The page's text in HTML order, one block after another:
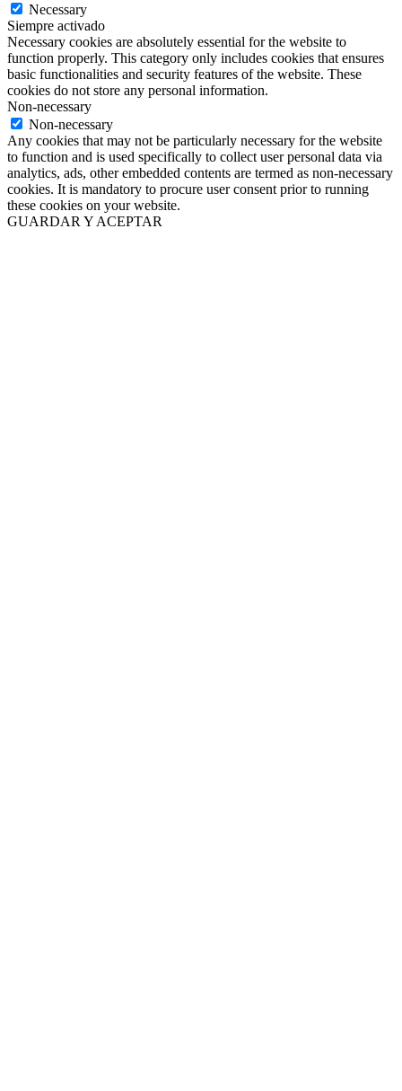
Necessary
Siempre activado
Necessary cookies are absolutely essential for the website to
function properly. This category only includes cookies that ensures
basic functionalities and security features of the website. These
cookies do not store any personal information.
Non-necessary
Non-necessary
Any cookies that may not be particularly necessary for the website
to function and is used specifically to collect user personal data via
analytics, ads, other embedded contents are termed as non-necessary
cookies. It is mandatory to procure user consent prior to running
these cookies on your website.
GUARDAR Y ACEPTAR